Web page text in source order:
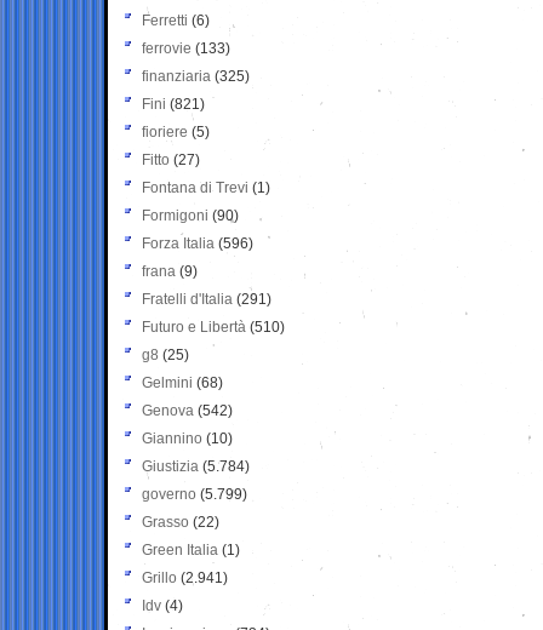
Ferretti (6)
ferrovie (133)
finanziaria (325)
Fini (821)
fioriere (5)
Fitto (27)
Fontana di Trevi (1)
Formigoni (90)
Forza Italia (596)
frana (9)
Fratelli d'Italia (291)
Futuro e Libertà (510)
g8 (25)
Gelmini (68)
Genova (542)
Giannino (10)
Giustizia (5.784)
governo (5.799)
Grasso (22)
Green Italia (1)
Grillo (2.941)
Idv (4)